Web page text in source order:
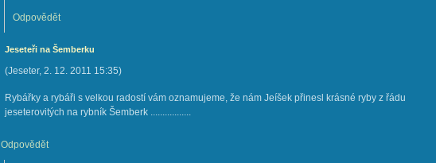
Odpovědět
Jeseteři na Šemberku
(Jeseter, 2. 12. 2011 15:35)
Rybářky a rybáři s velkou radostí vám oznamujeme, že nám Jeíšek přinesl krásné ryby z řádu
jeseterovitých na rybník Šemberk .................
Odpovědět